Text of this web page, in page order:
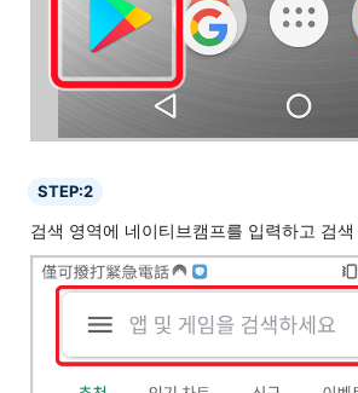
STEP:2
검색 영역에 네이티브캠프를 입력하고 검색